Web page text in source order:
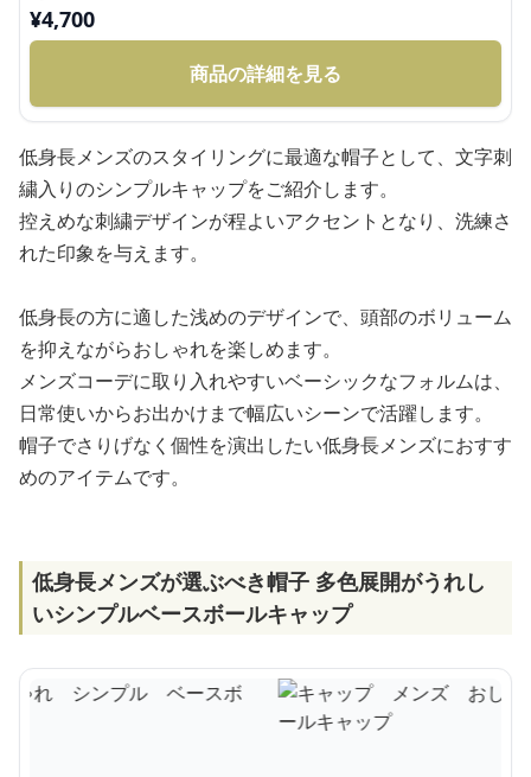
¥4,700
商品の詳細を見る
低身長メンズのスタイリングに最適な帽子として、文字刺
繍入りのシンプルキャップをご紹介します。
控えめな刺繍デザインが程よいアクセントとなり、洗練さ
れた印象を与えます。
低身長の方に適した浅めのデザインで、頭部のボリューム
を抑えながらおしゃれを楽しめます。
メンズコーデに取り入れやすいベーシックなフォルムは、
日常使いからお出かけまで幅広いシーンで活躍します。
帽子でさりげなく個性を演出したい低身長メンズにおすす
めのアイテムです。
低身長メンズが選ぶべき帽子 多色展開がうれし
いシンプルベースボールキャップ